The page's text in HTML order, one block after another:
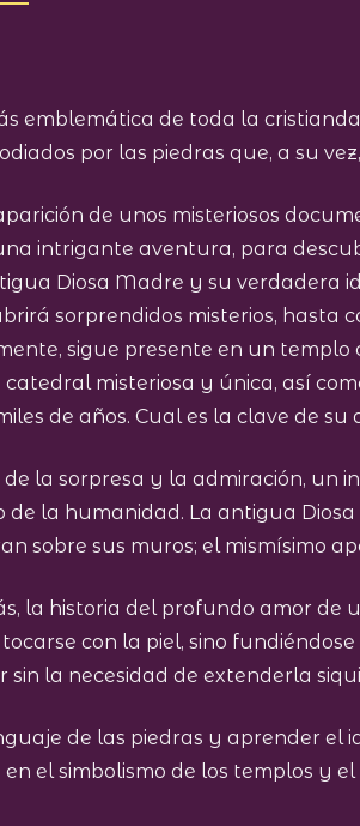
emblemática de toda la
por las piedras que, a su
de unos misteriosos
intrigante aventura, para
Diosa Madre y su verdadera
sorprendidos misterios, hasta
sigue presente en un
catedral misteriosa y única, así
de años. Cual es la clave de
de la sorpresa y la admiración, un
de la humanidad. La antigua
sobre sus muros; el mismísimo
la historia del profundo amor
con la piel, sino
sin la necesidad de extenderla
de las piedras y aprender el
el simbolismo de los templos y